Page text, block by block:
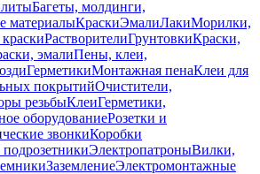
Багеты, молдинги,
материалыКраскиЭмалиЛакиМорилки,
РастворителиГрунтовкиКраски,
эмалиПены, клеи,
ГерметикиМонтажная пенаКлеи для
покрытийОчистители,
резьбыКлеиГерметики,
оборудованиеРозетки и
звонкиКоробки
ЭлектропатроныВилки,
ЗаземлениеЭлектромонтажные